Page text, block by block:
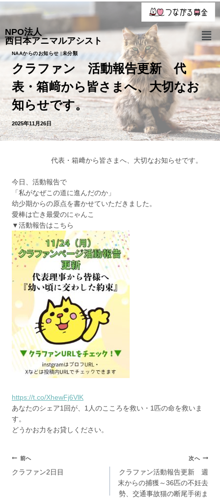
NPO法人
西日本アニマルアシスト
NAAからのお知らせ |未分類
クラファン 活動報告更新 代
表・箱﨑から皆さまへ、大切なお
知らせです。
2025年11月26日
代表・箱﨑から皆さまへ、大切なお知らせです。
今日、活動報告で
「私がなぜこの道に進んだのか」
幼少期からの原点を書かせていただきました。
愛棒は亡き最愛のにゃんこ
▼活動報告はこちら
https://t.co/XhewFj6VlK
あなたのシェア1回が、1人のこころを救い・1匹の命を救いま
す。
どうかお力をお貸しください。
前へ
クラファン2日目
次へ
クラファン活動報告更新 週
末からの捕獲～36匹の不妊去
勢、交通事故猫の断尾手術ま